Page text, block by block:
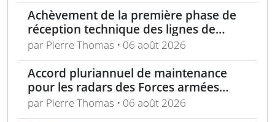
Achèvement de la première phase de
réception technique des lignes de
production d’armement gros calibre
par Pierre Thomas • 06 août 2026
Accord pluriannuel de maintenance
pour les radars des Forces armées
polonaises
par Pierre Thomas • 06 août 2026